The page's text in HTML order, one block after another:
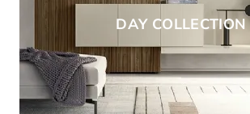
DAY COLLECTION